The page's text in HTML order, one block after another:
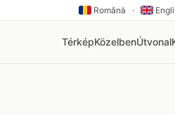
Română ·
TérképKözelbenÚtvonal